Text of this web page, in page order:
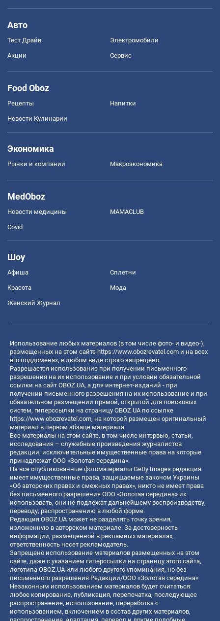
Авто
Тест Драйв Электромобили
Акции Сервис
Food Oboz
Рецепты Напитки
Новости Кулинарии
Экономика
Рынки и компании Mакроэкономика
MedOboz
Новости медицины MAMACLUB
Covid
Шоу
Афиша Сплетни
Красота Мода
Женский Журнал
Использование любых материалов (в том числе фото- и видео-),
размещенных на этом сайте https://www.obozrevatel.com и на всех
его поддоменах, в любом виде строго запрещено.
Разрешается использование при получении письменного
разрешения на их использование и при условии обязательной
ссылки на сайт OBOZ.UA, а для интернет-изданий - при
получении письменного разрешения на их использование и при
обязательном размещении прямой, открытой для поисковых
систем, гиперссылки на страницу OBOZ.UA по ссылке
https://www.obozrevatel.com, на которой размещен оригинальный
материал в первом абзаце материала.
Все материалы на этом сайте, в том числе интервью, статьи,
исследования – служебные произведения журналистов
редакции, исключительные имущественные права на которые
принадлежат ООО «Золотая середина».
На все опубликованные фотоматериалы Getty Images редакция
имеет имущественные права, защищаемые законом Украины
«Об авторских правах и смежных правах», никто не имеет права
без письменного разрешения ООО «Золотая середина» их
использовать, они не подлежат дальнейшему воспроизводству,
переводу, распространению в любой форме.
Редакция OBOZ.UA может не разделять точку зрения,
изложенную в авторском материале. За достоверность
информации, размещенной в рекламных материалах,
ответственность несет рекламодатель.
Запрещено использование материалов размещенных на этом
сайте, даже с указанием гиперссылки на страницу этого сайта,
логотипа OBOZ.UA или любого другого упоминания, но без
письменного разрешения Редакции/ООО «Золотая середина»
Незаконным использованием материалов будет считаться:
любое копирование, публикация, перепечатка, последующее
распространение, использование, переработка с
использованием, включением в состав других материалов,